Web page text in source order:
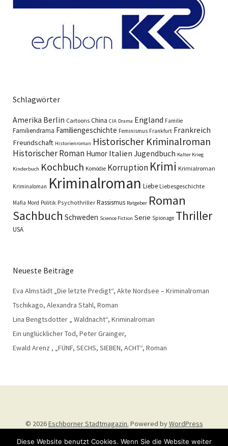
Schlagwörter
Amerika Berlin Cartoons China CIA Drama England Familie
Familiendrama Familiengeschichte Feminismus Frankfurt Frankreich
Freundschaft Historienroman Historischer Kriminalroman
Historischer Roman Humor Italien Jugendbuch Kalter Krieg
Kinderbuch Kochbuch Komödie Korruption Krimi Krimialroman
Kriminaloman Kriminalroman Liebe Liebesgeschichte
Mafia Mord Politik Psychothriller Rassismus Ratgeber Roman
Sachbuch Schweden Science Fiction Serie Spionage Thriller
USA
Neueste Beiträge
Eva Almstädt „Die letzte Predigt“, Akte Nordsee – Kriminalroman
Tschikago, Alexandra Stahl, Roman
Lina Bengtsdotter „ Waldnacht“, Kriminalroman
Ein unglücklicher Tod, Peter Grainger,
Ewald Arenz , „FÜNF, SECHS, SIEBEN, ACHT“, Roman
© 2026Eschborner Stadtmagazin. Powered byWordPress
Diese Website benutzt Cookies. Wenn Sie die Website weiter